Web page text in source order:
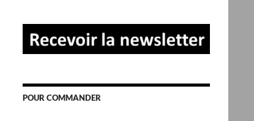
POUR COMMANDER